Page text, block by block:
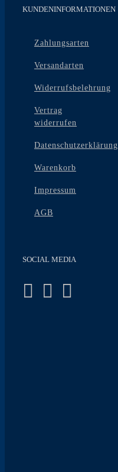
KUNDENINFORMATIONEN
Zahlungsarten
Versandarten
Widerrufsbelehrung
Vertrag
widerrufen
Datenschutzerklärung
Warenkorb
Impressum
AGB
SOCIAL MEDIA